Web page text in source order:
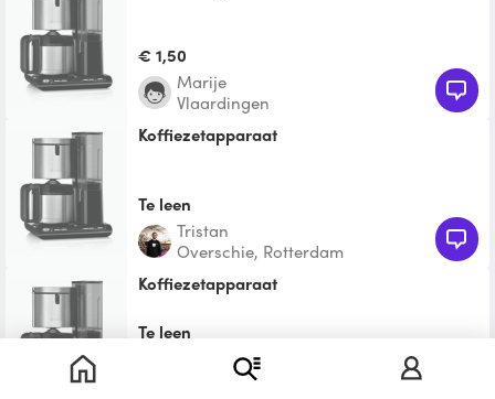
€ 1,50
Marije
Vlaardingen
Koffiezetapparaat
Te leen
Tristan
Overschie, Rotterdam
koffiezetapparaat
Te leen
Hillegersberg - Schiebroek,